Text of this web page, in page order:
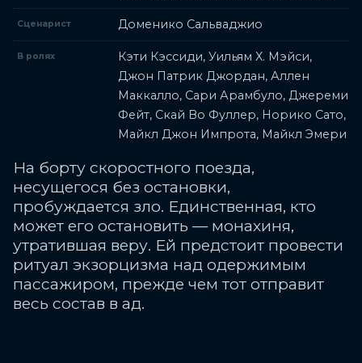
Сценарист Доменико Сальваджио
В ролях
Кэти Кэссиди, Уильям Х. Мэйси,
Джон Патрик Джордан, Аллен
Маккалло, Сари Арамбуло, Джереми
Фейт, Скай Во Фуллер, Норико Сато,
Майкл Джон Импрота, Майкл Эмери
На борту скоростного поезда,
несущегося без остановки,
пробуждается зло. Единственная, кто
может его остановить — монахиня,
утратившая веру. Ей предстоит провести
ритуал экзорцизма над одержимым
пассажиром, прежде чем тот отправит
весь состав в ад.